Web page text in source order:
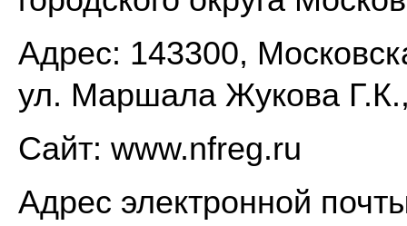
Адрес: 143300,
ул. Маршала Жукова
Сайт: www.nfreg.ru
Адрес электронной